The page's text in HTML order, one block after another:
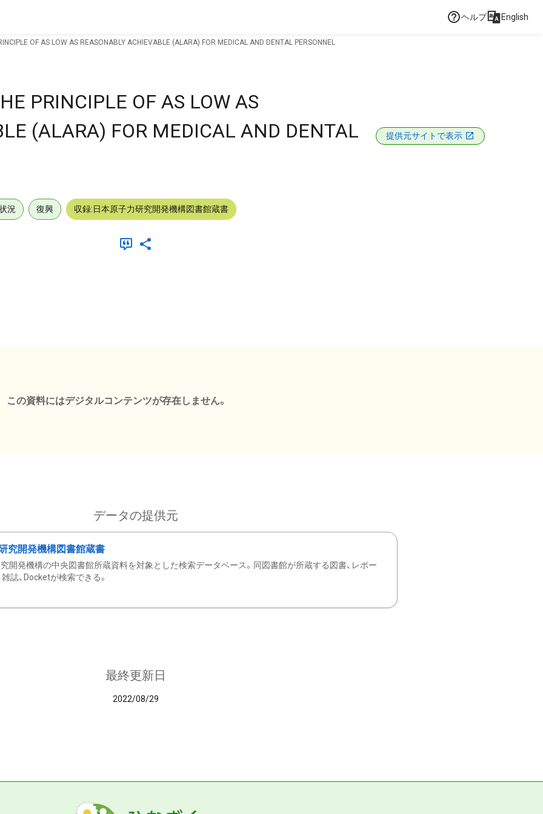
ヘルプ English
OF AS LOW AS REASONABLY ACHIEVABLE (ALARA) FOR MEDICAL AND DENTAL PERSONNEL
PRINCIPLE OF AS LOW AS
(ALARA) FOR MEDICAL AND DENTAL
提供元サイトで表示
況 復興 収録:日本原子力研究開発機構図書館蔵書
この資料にはデジタルコンテンツが存在しません。
データの提供元
究開発機構図書館蔵書
開発機構の中央図書館所蔵資料を対象とした検索データベース。同図書館が所蔵する図書、レポー
雑誌、Docketが検索できる。
最終更新日
2022/08/29